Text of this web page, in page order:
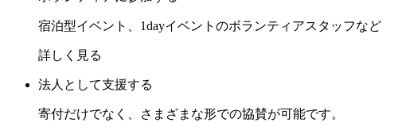
宿泊型イベント、1dayイベントのボランティアスタッフなど
詳しく見る
法人として支援する
寄付だけでなく、さまざまな形での協賛が可能です。